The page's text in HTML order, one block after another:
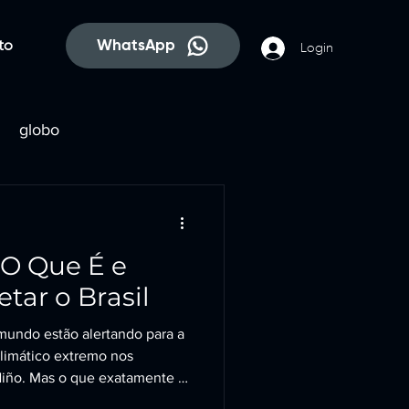
WhatsApp Login
globo
Que É e
o Brasil
estão alertando para a
extremo nos
Mas o que exatamente é